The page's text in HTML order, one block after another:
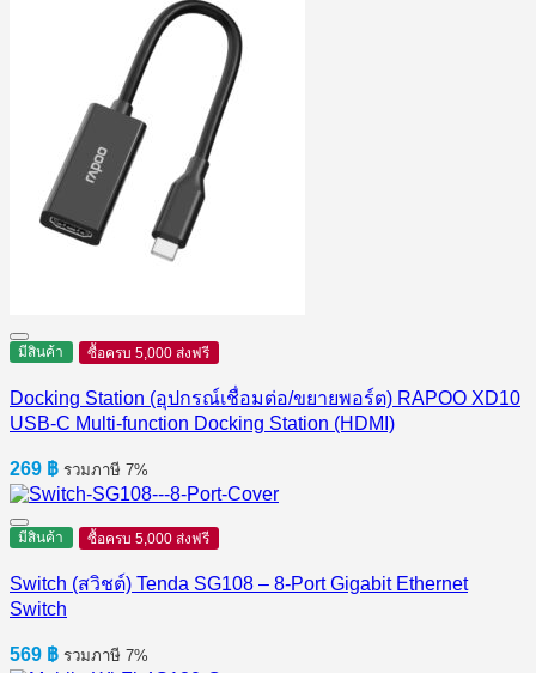
มีสินค้า ซื้อครบ 5,000 ส่งฟรี
Docking Station (อุปกรณ์เชื่อมต่อ/ขยายพอร์ต) RAPOO XD10
USB-C Multi-function Docking Station (HDMI)
269 ฿ รวมภาษี 7%
มีสินค้า ซื้อครบ 5,000 ส่งฟรี
Switch (สวิชต์) Tenda SG108 – 8-Port Gigabit Ethernet
Switch
569 ฿ รวมภาษี 7%